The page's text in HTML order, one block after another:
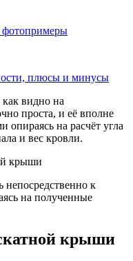
фотопримеры
плюсы и минусы
видно на
проста, и её вполне
опираясь на расчёт угла
и вес кровли.
непосредственно к
на полученные
крыши